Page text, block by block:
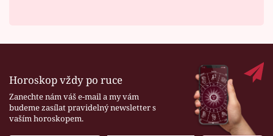
Horoskop vždy po ruce
Zanechte nám váš e-mail a my vám
budeme zasílat pravidelný newsletter s
vaším horoskopem.